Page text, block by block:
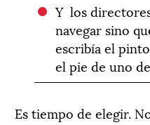
Y los
navegar sino
escribía el
el pie de uno
Es tiempo de elegir.